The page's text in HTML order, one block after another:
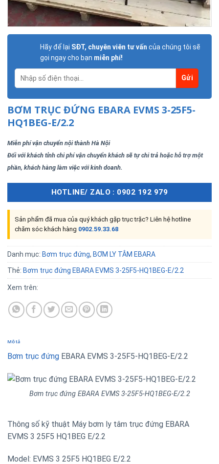
Hãy để lại SĐT, chuyên viên tư vấn của chúng tôi sẽ
gọi ngay cho bạn miễn phí!
BƠM TRỤC ĐỨNG EBARA EVMS 3-25F5-
HQ1BEG-E/2.2
Miễn phí vận chuyển nội thành Hà Nội
Đối với khách tỉnh chi phí vận chuyển khách sẽ tự chi trả hoặc hỗ trợ một
phần, khách hàng làm việc với kinh doanh.
HOTLINE/ ZALO : 0902 192 979
Sản phẩm đã mua của quý khách gặp trục trặc? Liên hệ hotline
chăm sóc khách hàng 0902.59.33.68
Danh mục: Bơm trục đứng, BƠM LY TÂM EBARA
Thẻ: Bơm trục đứng EBARA EVMS 3-25F5-HQ1BEG-E/2.2
Xem trên:
Mô tả
Bơm trục đứng EBARA EVMS 3-25F5-HQ1BEG-E/2.2
Bơm trục đứng EBARA EVMS 3-25F5-HQ1BEG-E/2.2
Thông số kỹ thuật Máy bơm ly tâm trục đứng EBARA
EVMS 3 25F5 HQ1BEG E/2.2
Model: EVMS 3 25F5 HQ1BEG E/2.2